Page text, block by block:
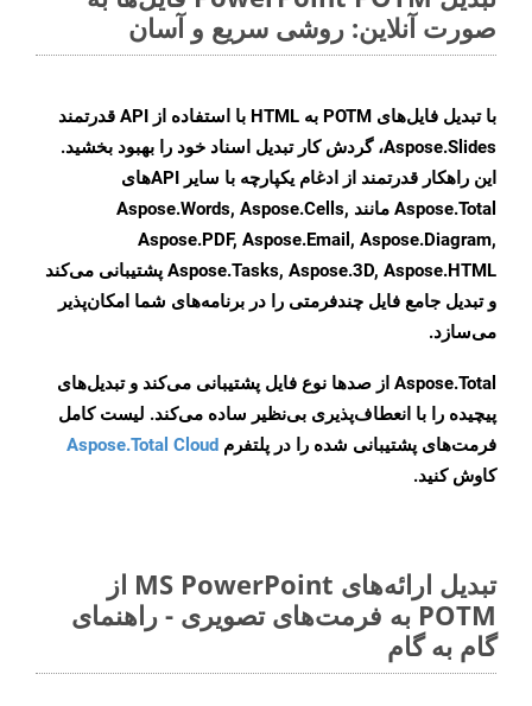
صورت آنلاین: روشی سریع و آسان
با تبدیل فایل‌های POTM به HTML با استفاده از API قدرتمند
Aspose.Slides، گردش کار تبدیل اسناد خود را بهبود بخشید.
این راهکار قدرتمند از ادغام یکپارچه با سایر APIهای
Aspose.Total مانند Aspose.Words, Aspose.Cells,
Aspose.PDF, Aspose.Email, Aspose.Diagram,
Aspose.Tasks, Aspose.3D, Aspose.HTML پشتیبانی می‌کند
و تبدیل جامع فایل چندفرمتی را در برنامه‌های شما امکان‌پذیر
می‌سازد.
Aspose.Total از صدها نوع فایل پشتیبانی می‌کند و تبدیل‌های
پیچیده را با انعطاف‌پذیری بی‌نظیر ساده می‌کند. لیست کامل
فرمت‌های پشتیبانی شده را در پلتفرم Aspose.Total Cloud
کاوش کنید.
تبدیل ارائه‌های MS PowerPoint از
POTM به فرمت‌های تصویری - راهنمای
گام به گام